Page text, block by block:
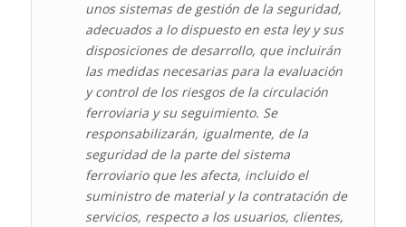
unos sistemas de gestión de la seguridad,
adecuados a lo dispuesto en esta ley y sus
disposiciones de desarrollo, que incluirán
las medidas necesarias para la evaluación
y control de los riesgos de la circulación
ferroviaria y su seguimiento. Se
responsabilizarán, igualmente, de la
seguridad de la parte del sistema
ferroviario que les afecta, incluido el
suministro de material y la contratación de
servicios, respecto a los usuarios, clientes,